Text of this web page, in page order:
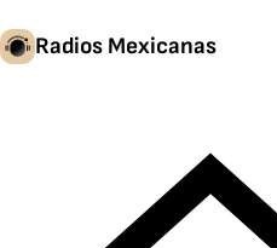
Radios Mexicanas